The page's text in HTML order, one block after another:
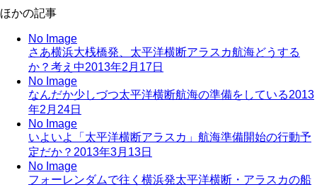
ほかの記事
No Image
さあ横浜大桟橋発、太平洋横断アラスカ航海どうする
か？考え中2013年2月17日
No Image
なんだか少しづつ太平洋横断航海の準備をしている2013
年2月24日
No Image
いよいよ「太平洋横断アラスカ」航海準備開始の行動予
定だか？ 2013年3月13日
No Image
フォーレンダムで往く横浜発太平洋横断・アラスカの船